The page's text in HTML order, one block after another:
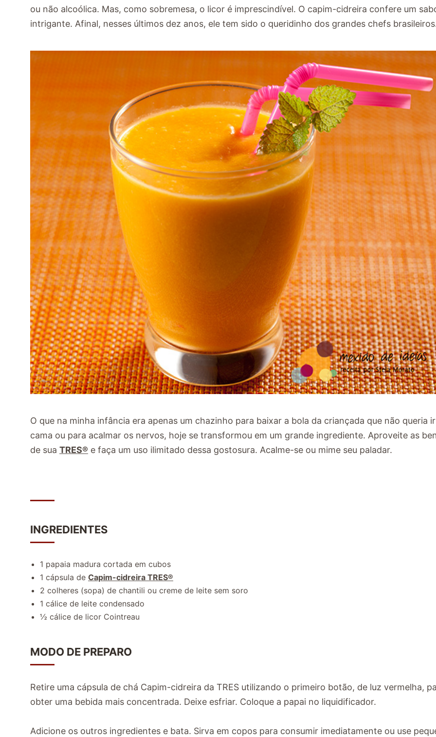
ou não alcoólica. Mas, como sobremesa, o licor é imprescindível. O capim-cidreira confere um
intrigante. Afinal, nesses últimos dez anos, ele tem sido o queridinho dos grandes chefs
O que na minha infância era apenas um chazinho para baixar a bola da criançada que não queria
cama ou para acalmar os nervos, hoje se transformou em um grande ingrediente. Aproveite as
de sua TRES® e faça um uso ilimitado dessa gostosura. Acalme-se ou mime seu paladar.
INGREDIENTES
1 papaia madura cortada em cubos
1 cápsula de Capim-cidreira TRES®
2 colheres (sopa) de chantili ou creme de leite sem soro
1 cálice de leite condensado
½ cálice de licor Cointreau
MODO DE PREPARO
Retire uma cápsula de chá Capim-cidreira da TRES utilizando o primeiro botão, de luz vermelha,
obter uma bebida mais concentrada. Deixe esfriar. Coloque a papai no liquidificador.
Adicione os outros ingredientes e bata. Sirva em copos para consumir imediatamente ou use